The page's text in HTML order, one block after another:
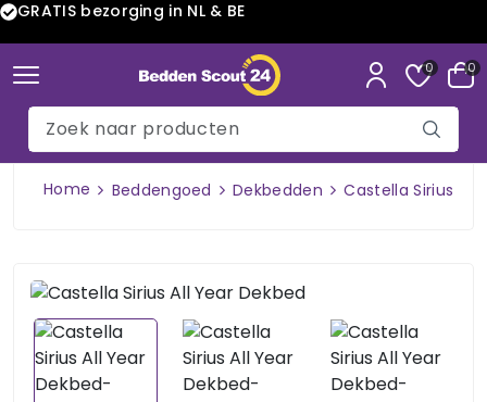
GRATIS bezorging in NL & BE
0 0
Home Beddengoed Dekbedden Castella Sirius All